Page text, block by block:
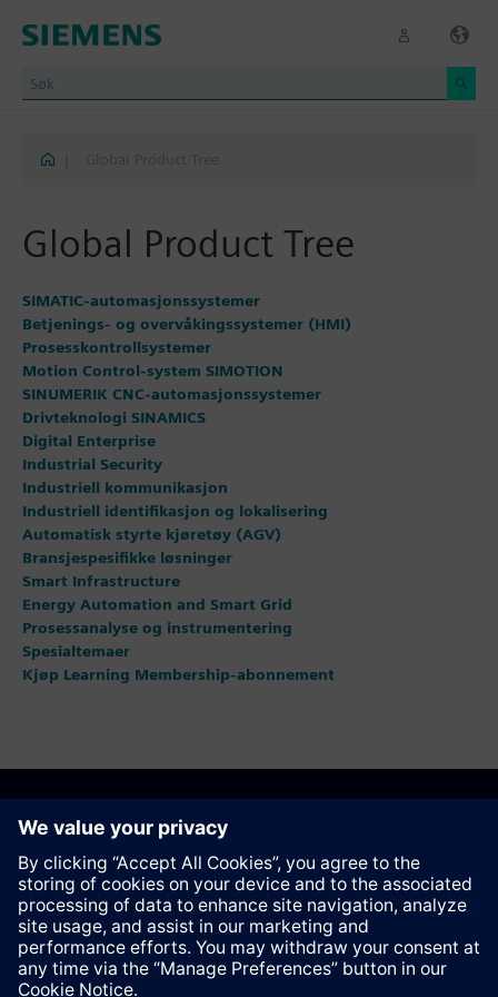
Global Product Tree
Global Product Tree
SIMATIC-automasjonssystemer
Betjenings- og overvåkingssystemer (HMI)
Prosesskontrollsystemer
Motion Control-system SIMOTION
SINUMERIK CNC-automasjonssystemer
Drivteknologi SINAMICS
Digital Enterprise
Industrial Security
Industriell kommunikasjon
Industriell identifikasjon og lokalisering
Automatisk styrte kjøretøy (AGV)
Bransjespesifikke løsninger
Smart Infrastructure
Energy Automation and Smart Grid
Prosessanalyse og instrumentering
Spesialtemaer
Kjøp Learning Membership-abonnement
Anbefal denne siden
Kontakt